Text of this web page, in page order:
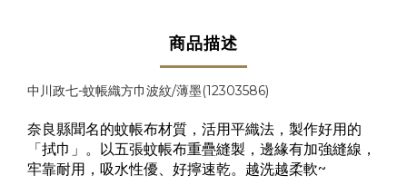
商品描述
中川政七-蚊帳織方巾波紋/薄墨(12303586)
奈良縣聞名的蚊帳布材質，活用平織法，製作好用的
「拭巾」。以五張蚊帳布重疊縫製，邊緣有加強縫線，
牢靠耐用，吸水性優、好擰速乾。越洗越柔軟~